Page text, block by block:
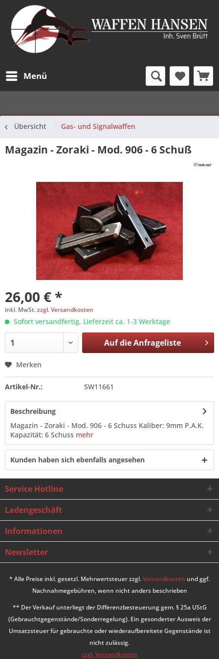
Menü
Übersicht Gas- und Signalwaffen
Magazin - Zoraki - Mod. 906 - 6 Schuß
26,00 € *
inkl. MwSt.zzgl. Versandkosten
Sofort versandfertig, Lieferzeit ca. 1-3 Werktage
Auf dieAnfrageliste
Merken
Artikel-Nr.: SW11661
Beschreibung
Magazin - Zoraki - Mod. 906 - 6 Schuss Kaliber: 9mm P.A.K.
Kapazität: 6 Schuss mehr
Kunden haben sich ebenfalls angesehen
Service Hotline
Ladengeschäft
Informationen
Newsletter
* Alle Preise inkl. gesetzl. Mehrwertsteuer zzgl.Versandkosten und ggf.
Nachnahmegebühren, wenn nicht anders beschrieben
** Der Verkauf unterliegt der Differenzbesteuerung gem. § 25a UStG
(Gebrauchtgegenstände/Sonderregelung). Ein gesonderter Ausweis der
Umsatzsteuer für gebrauchte oder wiederaufbereitete Gegenstände ist
nicht zulässig.
zzgl. Versandkosten